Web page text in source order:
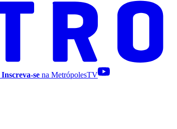
Inscreva-se na MetrópolesTV